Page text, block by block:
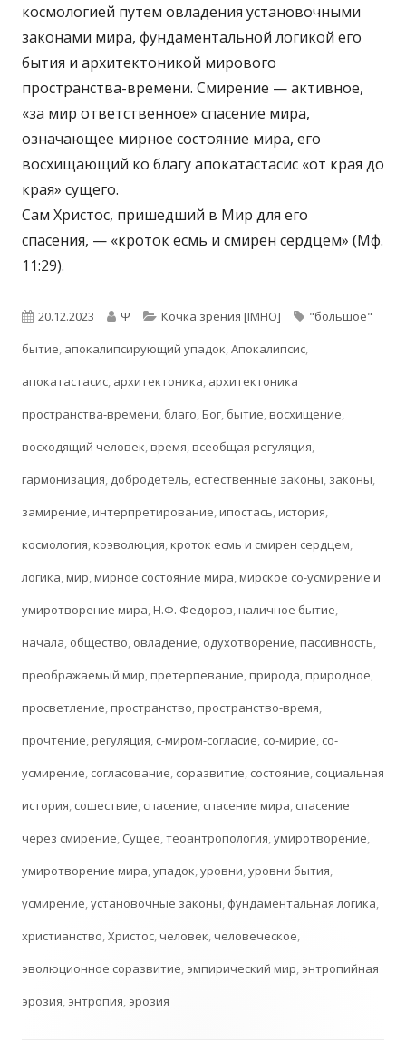
космологией путем овладения установочными
законами мира, фундаментальной логикой его
бытия и архитектоникой мирового
пространства-времени. Смирение — активное,
«за мир ответственное» спасение мира,
означающее мирное состояние мира, его
восхищающий ко благу апокатастасис «от края до
края» сущего.
Сам Христос, пришедший в Мир для его
спасения, — «кроток есмь и смирен сердцем» (Мф.
11:29).
Опубликовано
20.12.2023 Автор
Ψ Рубрики
Кочка зрения [IMHO] Метки
"большое"
бытие, апокалипсирующий упадок,Апокалипсис,
апокатастасис, архитектоника, архитектоника
пространства-времени, благо,Бог, бытие,восхищение,
восходящий человек,время,всеобщая регуляция,
гармонизация, добродетель, естественные законы, законы,
замирение,интерпретирование,ипостась,история,
космология,коэволюция,кроток есмь и смирен сердцем,
логика,мир,мирное состояние мира,мирское со-усмирение и
умиротворение мира,Н.Ф. Федоров,наличное бытие,
начала, общество, овладение, одухотворение,пассивность,
преображаемый мир,претерпевание,природа,природное,
просветление,пространство,пространство-время,
прочтение,регуляция, с-миром-согласие, со-мирие, со-
усмирение, согласование, соразвитие, состояние, социальная
история, сошествие, спасение, спасение мира, спасение
через смирение, Сущее,теоантропология,умиротворение,
умиротворение мира,упадок,уровни,уровни бытия,
усмирение,установочные законы, фундаментальная логика,
христианство,Христос,человек,человеческое,
эволюционное соразвитие, эмпирический мир, энтропийная
эрозия, энтропия, эрозия